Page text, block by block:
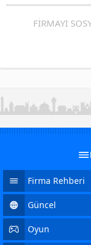
FİRMAYI
Firma Rehberi
Güncel
Oyun